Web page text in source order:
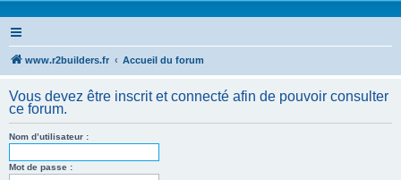
www.r2builders.fr Accueil du forum
Vous devez être inscrit et connecté afin de pouvoir consulter
ce forum.
Nom d’utilisateur :
Mot de passe :